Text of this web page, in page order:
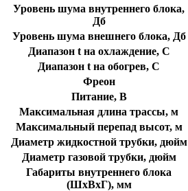
Уровень шума внутреннего блока,
Дб
Уровень шума внешнего блока, Дб
Диапазон t на охлаждение, C
Диапазон t на обогрев, C
Фреон
Питание, В
Максимальная длина трассы, м
Максимальный перепад высот, м
Диаметр жидкостной трубки, дюйм
Диаметр газовой трубки, дюйм
Габариты внутреннего блока
(ШхВхГ), мм